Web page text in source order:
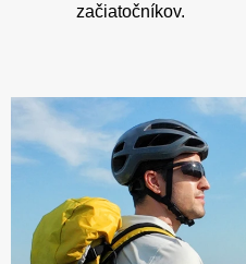
začiatočníkov.